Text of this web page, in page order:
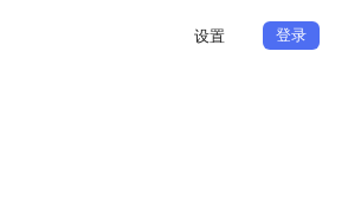
设置 登录